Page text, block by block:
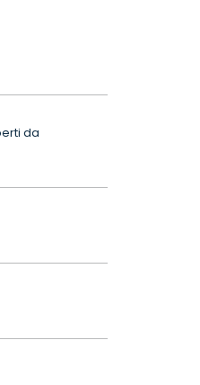
da